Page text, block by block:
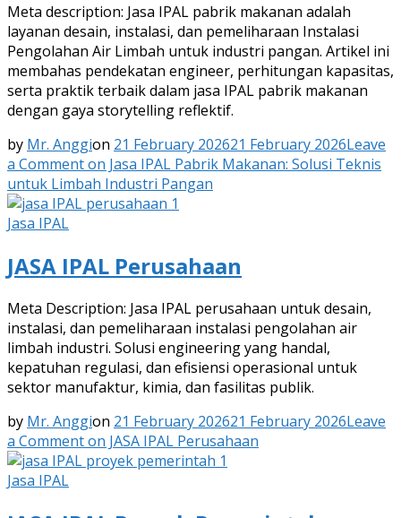
Meta description: Jasa IPAL pabrik makanan adalah
layanan desain, instalasi, dan pemeliharaan Instalasi
Pengolahan Air Limbah untuk industri pangan. Artikel ini
membahas pendekatan engineer, perhitungan kapasitas,
serta praktik terbaik dalam jasa IPAL pabrik makanan
dengan gaya storytelling reflektif.
by Mr. Anggion 21 February 202621 February 2026Leave
a Commenton Jasa IPAL Pabrik Makanan: Solusi Teknis
untuk Limbah Industri Pangan
Jasa IPAL
JASA IPAL Perusahaan
Meta Description: Jasa IPAL perusahaan untuk desain,
instalasi, dan pemeliharaan instalasi pengolahan air
limbah industri. Solusi engineering yang handal,
kepatuhan regulasi, dan efisiensi operasional untuk
sektor manufaktur, kimia, dan fasilitas publik.
by Mr. Anggion 21 February 202621 February 2026Leave
a Commenton JASA IPAL Perusahaan
Jasa IPAL